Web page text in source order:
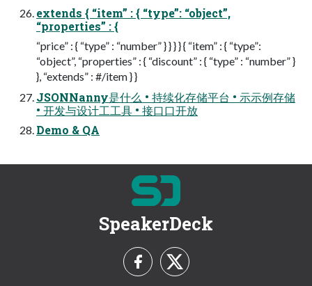
extends { “item” : { “type”: “object”,
“properties” : {
“price” : { “type” : “number” } } } } { “item” : { “type”:
“object”, “properties” : { “discount” : { “type” : “number” }
}, “extends” : #/item } }
JSONNanny是什么 • 持续化存储平台 • ⽰示例存储
• 开发与设计⼯工具 • 接⼝口开放
Demo & QA
SpeakerDeck